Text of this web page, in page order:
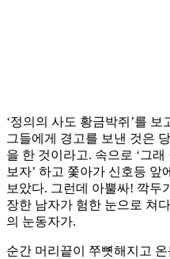
‘정의의 사도 황금박쥐’를
그들에게 경고를 보낸 것은
을 한 것이라고. 속으로 ‘그
보자’ 하고 쫓아가 신호등 앞
보았다. 그런데 아뿔싸! 깍두
장한 남자가 험한 눈으로 쳐
의 눈동자가.
순간 머리끝이 쭈뼛해지고